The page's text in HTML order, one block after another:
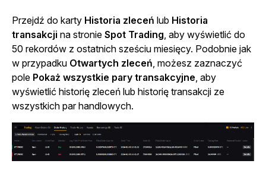
Przejdź do karty Historia zleceń lub Historia
transakcji na stronie Spot Trading , aby wyświetlić do
50 rekordów z ostatnich sześciu miesięcy. Podobnie jak
w przypadku Otwartych zleceń , możesz zaznaczyć
pole Pokaż wszystkie pary transakcyjne , aby
wyświetlić historię zleceń lub historię transakcji ze
wszystkich par handlowych.